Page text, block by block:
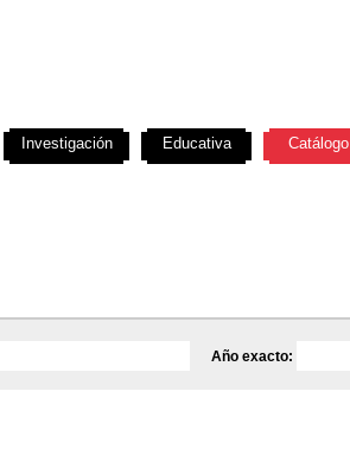
Año exacto:
Investigación Educativa Catálogo